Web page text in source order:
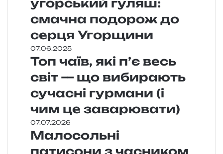
угорський гуляш:
смачна подорож до
серця Угорщини
07.06.2025
Топ чаїв, які п’є весь
світ — що вибирають
сучасні гурмани (і
чим це заварювати)
07.07.2026
Малосольні